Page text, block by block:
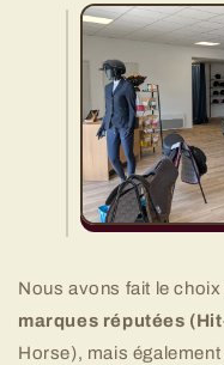
Nous avons fait le
marques réputées
Horse), mais également